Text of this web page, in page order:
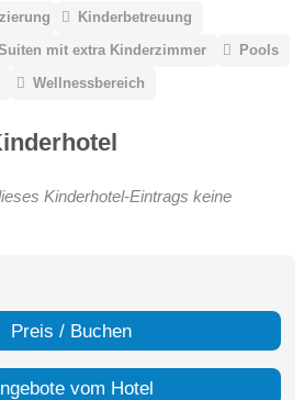
Kinderbetreuung
mit extra Kinderzimmer
Pools
Wellnessbereich
Kinderhotel-Eintrags keine
Preis / Buchen
vom Hotel